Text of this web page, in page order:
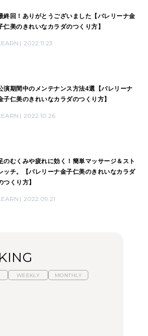
終回！ありがとうございました【バレリーナ金
仁美のきれいなカラダのつくり方】
2022.11.23
演期間中のメンテナンス方法4選【バレリーナ
子仁美のきれいなカラダのつくり方】
2022.10.26
のむくみや疲れに効く！簡単マッサージ＆スト
ッチ。【バレリーナ金子仁美のきれいなカラダ
つくり方】
2022.09.21
WEEKLY MONTHLY